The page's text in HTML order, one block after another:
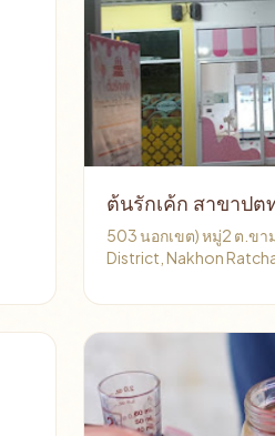
ต้นรักเค้ก สาขาปต
503 นอกเขต) หมู่2 ต.ขา
District, Nakhon